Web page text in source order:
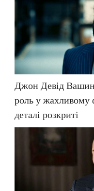
Джон Девід
роль у жахливому
деталі розкриті